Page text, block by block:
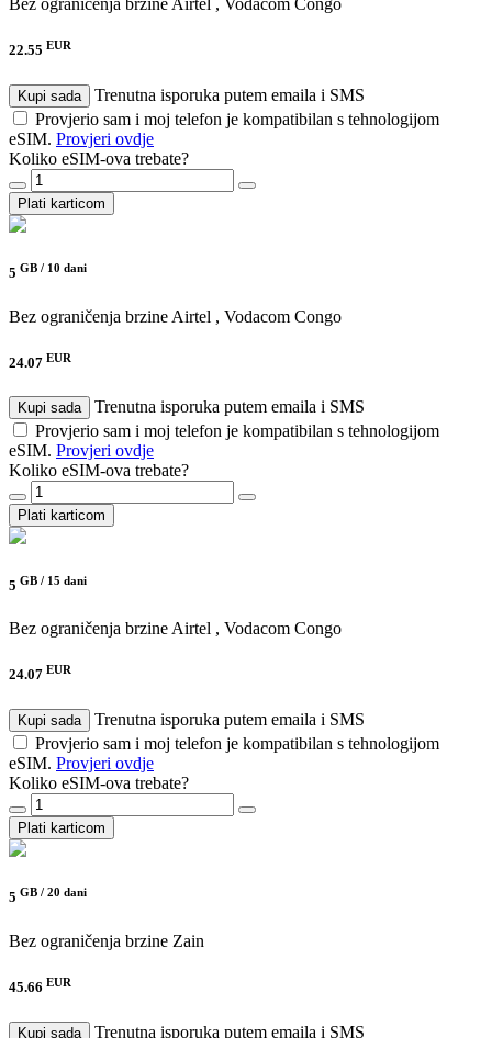
Bez ograničenja brzine Airtel , Vodacom Congo
22.55 EUR
Kupi sada
Trenutna isporuka putem emaila i SMS
Provjerio sam i moj telefon je kompatibilan s tehnologijom
eSIM. Provjeri ovdje
Koliko eSIM-ova trebate?
Plati karticom
5 GB / 10 dani
Bez ograničenja brzine Airtel , Vodacom Congo
24.07 EUR
Kupi sada
Trenutna isporuka putem emaila i SMS
Provjerio sam i moj telefon je kompatibilan s tehnologijom
eSIM. Provjeri ovdje
Koliko eSIM-ova trebate?
Plati karticom
5 GB / 15 dani
Bez ograničenja brzine Airtel , Vodacom Congo
24.07 EUR
Kupi sada
Trenutna isporuka putem emaila i SMS
Provjerio sam i moj telefon je kompatibilan s tehnologijom
eSIM. Provjeri ovdje
Koliko eSIM-ova trebate?
Plati karticom
5 GB / 20 dani
Bez ograničenja brzine Zain
45.66 EUR
Kupi sada
Trenutna isporuka putem emaila i SMS